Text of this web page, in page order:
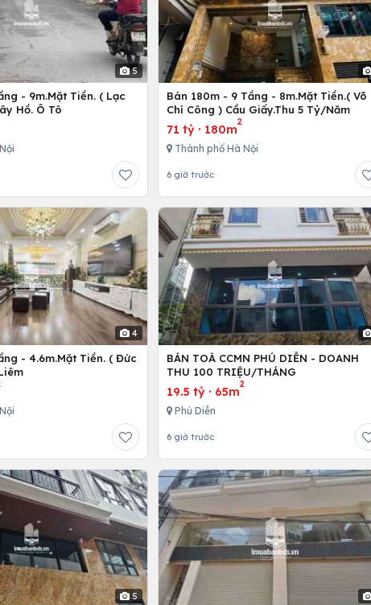
5
- 9m.Mặt Tiền. ( Lạc
Hồ. Ô Tô
Bán 180m - 9 Tầng - 8m.Mặt Tiền.( Võ
Chí Công ) Cầu Giấy.Thu 5 Tỷ/Năm
71 tỷ· 180m
2
Thành phố Hà Nội
6 giờ trước
4
- 4.6m.Mặt Tiền. ( Đức
BÁN TOÀ CCMN PHÚ DIỄN - DOANH
THU 100 TRIỆU/THÁNG
19.5 tỷ· 65m
2
Phú Diễn
6 giờ trước
5